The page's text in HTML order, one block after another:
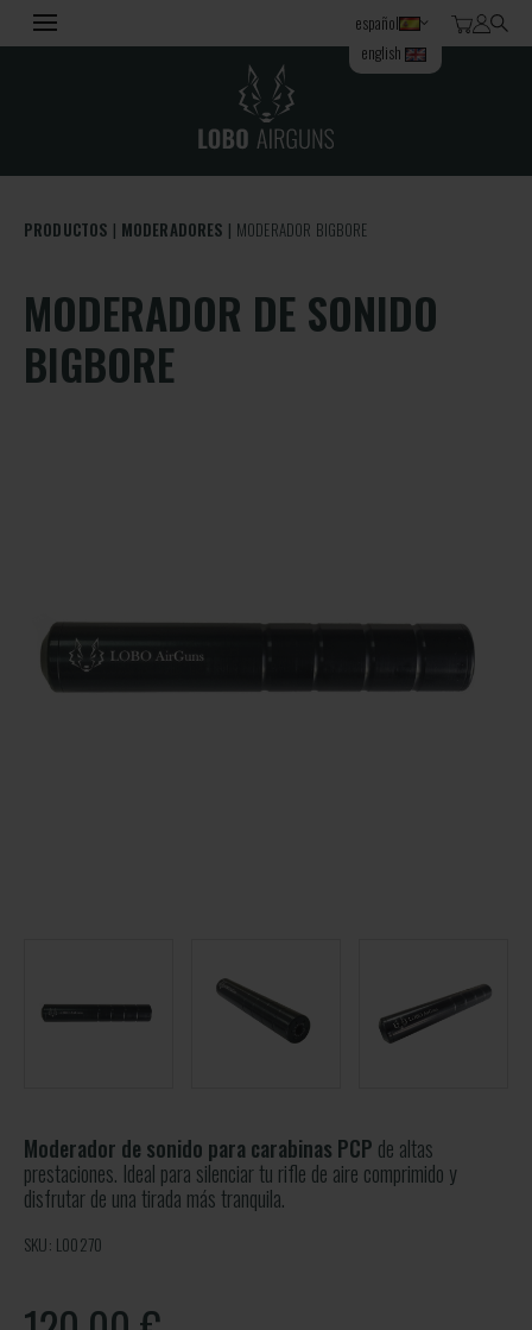
español
english
PRODUCTOS MODERADORES MODERADOR BIGBORE
MODERADOR DE SONIDO
BIGBORE
Moderador de sonido para carabinas PCP de altas
prestaciones. Ideal para silenciar tu rifle de aire comprimido y
disfrutar de una tirada más tranquila.
SKU: L00270